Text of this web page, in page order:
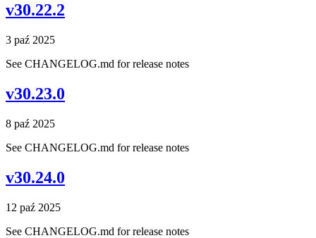
v30.22.2
3 paź 2025
See CHANGELOG.md for release notes
v30.23.0
8 paź 2025
See CHANGELOG.md for release notes
v30.24.0
12 paź 2025
See CHANGELOG.md for release notes